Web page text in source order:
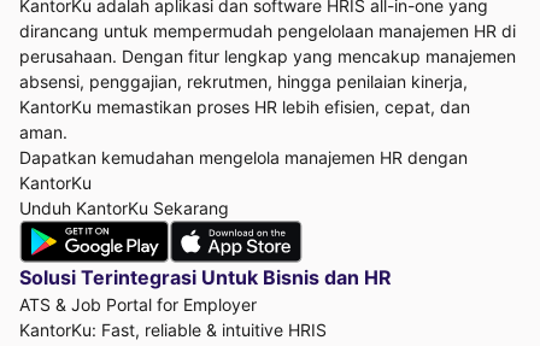
KantorKu adalah aplikasi dan software HRIS all-in-one yang
dirancang untuk mempermudah pengelolaan manajemen HR di
perusahaan. Dengan fitur lengkap yang mencakup manajemen
absensi, penggajian, rekrutmen, hingga penilaian kinerja,
KantorKu memastikan proses HR lebih efisien, cepat, dan
aman.
Dapatkan kemudahan mengelola manajemen HR dengan
KantorKu
Unduh KantorKu Sekarang
Solusi Terintegrasi Untuk Bisnis dan HR
ATS & Job Portal for Employer
KantorKu: Fast, reliable & intuitive HRIS